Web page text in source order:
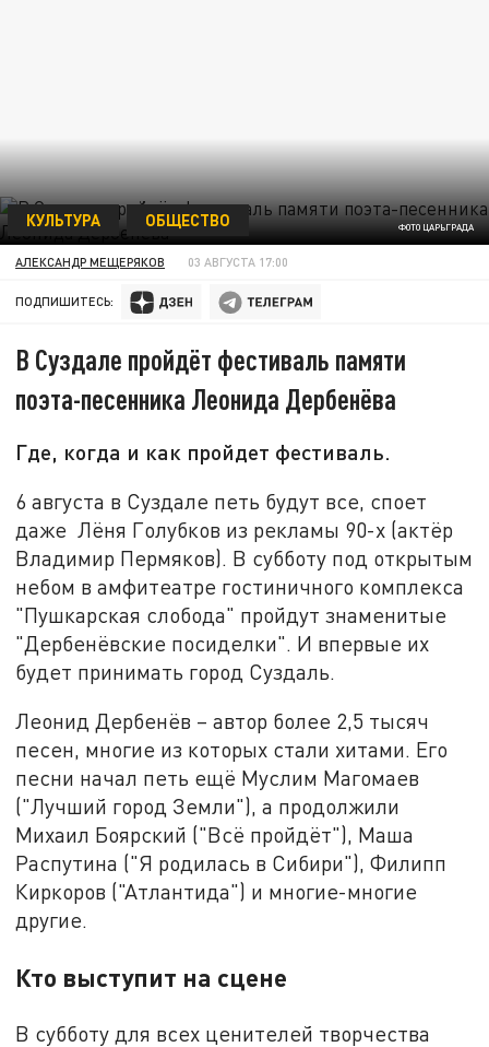
ФОТО ЦАРЬГРАДА
КУЛЬТУРА ОБЩЕСТВО
АЛЕКСАНДР МЕЩЕРЯКОВ 03 АВГУСТА 17:00
ПОДПИШИТЕСЬ:
В Суздале пройдёт фестиваль памяти
поэта-песенника Леонида Дербенёва
Где, когда и как пройдет фестиваль.
6 августа в Суздале петь будут все, споет
даже Лёня Голубков из рекламы 90-х (актёр
Владимир Пермяков). В субботу под открытым
небом в амфитеатре гостиничного комплекса
"Пушкарская слобода" пройдут знаменитые
"Дербенёвские посиделки". И впервые их
будет принимать город Суздаль.
Леонид Дербенёв – автор более 2,5 тысяч
песен, многие из которых стали хитами. Его
песни начал петь ещё Муслим Магомаев
("Лучший город Земли"), а продолжили
Михаил Боярский ("Всё пройдёт"), Маша
Распутина ("Я родилась в Сибири"), Филипп
Киркоров ("Атлантида") и многие-многие
другие.
Кто выступит на сцене
В субботу для всех ценителей творчества